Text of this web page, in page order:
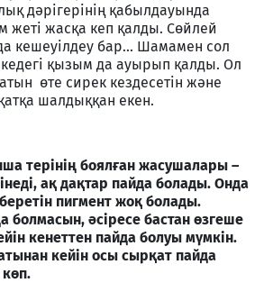
дәрігерінің қабылдауында
жеті жасқа кеп қалды. Сөйлей
кешеуілдеу бар... Шамамен сол
қызым да ауырып қалды. Ол
өте сирек кездесетін және
шалдыққан екен.
терінің боялған жасушалары –
ақ дақтар пайда болады. Онда
пигмент жоқ болады.
болмасын, әсіресе бастан өзгеше
кенеттен пайда болуы мүмкін.
кейін осы сырқат пайда